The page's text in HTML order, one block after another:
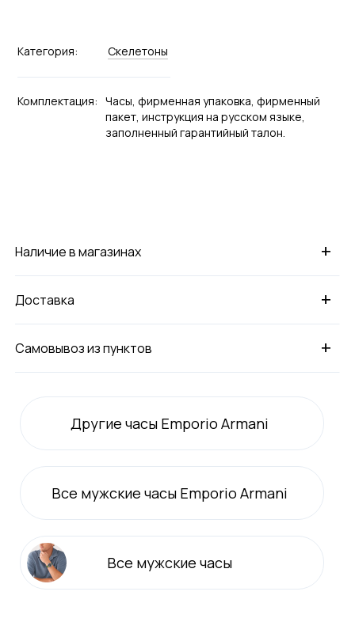
Категория: Скелетоны
Комплектация: Часы, фирменная упаковка, фирменный
пакет, инструкция на русском языке,
заполненный гарантийный талон.
+
Наличие в магазинах
+
Доставка
+
Самовывоз из пунктов
Другие часы Emporio Armani
Все мужские часы Emporio Armani
Все мужские часы